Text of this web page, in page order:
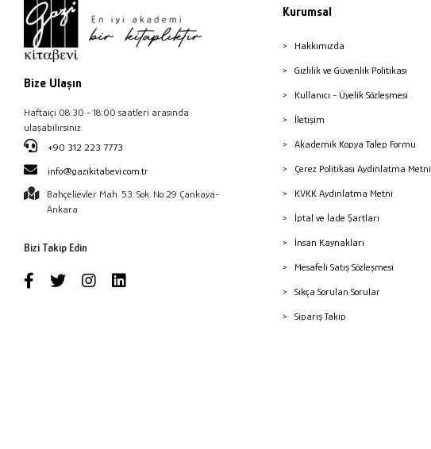
Bize Ulaşın
Haftaiçi 08:30 - 18:00 saatleri arasında
ulaşabilirsiniz.
+90 312 223 7773
info@gazikitabevi.com.tr
Bahçelievler Mah. 53. Sok. No:29 Çankaya-
Ankara
Bizi Takip Edin
Kurumsal
Hakkımızda
Gizlilik ve Güvenlik Politikası
Kullanıcı - Üyelik Sözleşmesi
İletişim
Akademik Kopya Talep Formu
Çerez Politikası Aydınlatma Metni
KVKK Aydınlatma Metni
İptal ve İade Şartları
İnsan Kaynakları
Mesafeli Satış Sözleşmesi
Sıkça Sorulan Sorular
Sipariş Takip